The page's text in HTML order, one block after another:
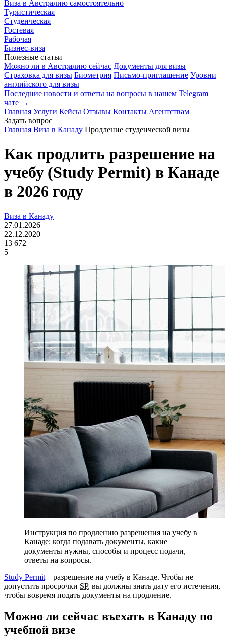
Виза в Австралию самостоятельно
Туристическая
Студенческая
Гостевая
Рабочая
Бизнес-виза
Полезные статьи
Можно ли в Австралию сейчас Документы для визы
Страховка для визы Биометрия Письмо-приглашение Уровни
английского для визы
Последние новости и ответы на вопросы в нашем Telegram
чате →
Главная Услуги Кейсы Отзывы Контакты Агентствам
Задать вопрос
Главная Виза в Канаду Продление студенческой визы
Как продлить разрешение на
учебу (Study Permit) в Канаде
в 2026 году
Виза в Канаду
27.01.2026
22.12.2020
13 672
5
Инструкция по продлению разрешения на учебу в
Канаде: когда подавать документы, какие
документы нужны, способы и процесс подачи,
ответы на вопросы.
Study Permit – разрешение на учебу в Канаде. Чтобы не
допустить просрочки SP, вы должны знать дату его истечения,
чтобы вовремя подать документы на продление.
Можно ли сейчас въехать в Канаду по
учебной визе